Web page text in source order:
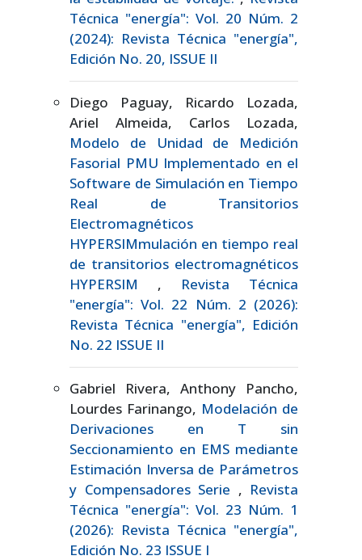
Técnica "energía": Vol. 20 Núm. 2
(2024): Revista Técnica "energía",
Edición No. 20, ISSUE II
Diego Paguay, Ricardo Lozada,
Ariel Almeida, Carlos Lozada,
Modelo de Unidad de Medición
Fasorial PMU Implementado en el
Software de Simulación en Tiempo
Real de Transitorios
Electromagnéticos
HYPERSIMmulación en tiempo real
de transitorios electromagnéticos
HYPERSIM , Revista Técnica
"energía": Vol. 22 Núm. 2 (2026):
Revista Técnica "energía", Edición
No. 22 ISSUE II
Gabriel Rivera, Anthony Pancho,
Lourdes Farinango, Modelación de
Derivaciones en T sin
Seccionamiento en EMS mediante
Estimación Inversa de Parámetros
y Compensadores Serie , Revista
Técnica "energía": Vol. 23 Núm. 1
(2026): Revista Técnica "energía",
Edición No. 23 ISSUE I